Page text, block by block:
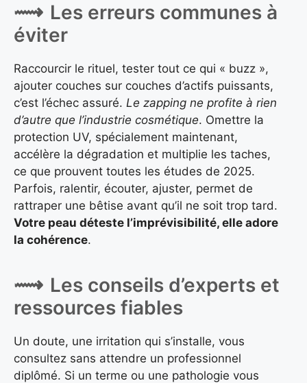
Les erreurs communes à
éviter
Raccourcir le rituel, tester tout ce qui « buzz »,
ajouter couches sur couches d’actifs puissants,
c’est l’échec assuré. Le zapping ne profite à rien
d’autre que l’industrie cosmétique. Omettre la
protection UV, spécialement maintenant,
accélère la dégradation et multiplie les taches,
ce que prouvent toutes les études de 2025.
Parfois, ralentir, écouter, ajuster, permet de
rattraper une bêtise avant qu’il ne soit trop tard.
Votre peau déteste l’imprévisibilité, elle adore
la cohérence.
Les conseils d’experts et
ressources fiables
Un doute, une irritation qui s’installe, vous
consultez sans attendre un professionnel
diplômé. Si un terme ou une pathologie vous